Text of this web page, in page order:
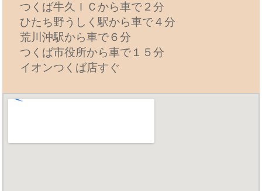
つくば牛久ＩＣから車で２分
ひたち野うしく駅から車で４分
荒川沖駅から車で６分
つくば市役所から車で１５分
イオンつくば店すぐ